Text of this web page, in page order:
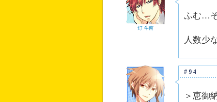
灯 斗南
ふむ…
人数少
#94
＞恵御